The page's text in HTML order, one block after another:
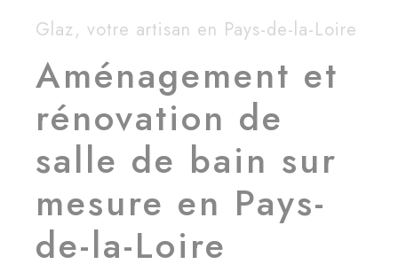
Glaz, votre artisan en Pays-de-la-Loire
Aménagement et
rénovation de
salle de bain sur
mesure en Pays-
de-la-Loire